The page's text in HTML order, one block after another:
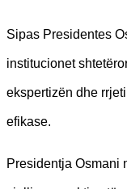
Sipas Presidentes
institucionet
ekspertizën dhe
efikase.
Presidentja Osmani